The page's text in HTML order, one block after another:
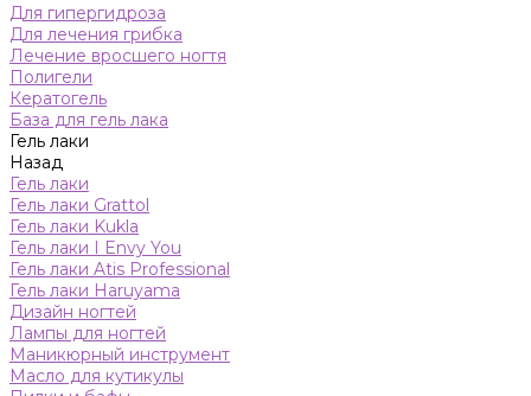
Для гипергидроза
Для лечения грибка
Лечение вросшего ногтя
Полигели
Кератогель
База для гель лака
Гель лаки
Назад
Гель лаки
Гель лаки Grattol
Гель лаки Kukla
Гель лаки I Envy You
Гель лаки Atis Professional
Гель лаки Haruyama
Дизайн ногтей
Лампы для ногтей
Маникюрный инструмент
Масло для кутикулы